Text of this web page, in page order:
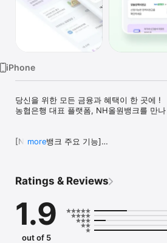
iPhone
당신을 위한 모든 금융과 혜택이 한 곳에 !
농협은행 대표 플랫폼, NH올원뱅크를 만
[NH올원뱅크 주요 기능]
의 방식으로 손쉽게 인증
■ 더 쉽고 안전한 이체서비스
• NH올원뱅크 이용 고객 누구나 평생 이
• 내가 원하는 시간에 이체할 수 있는 예약
• 올원PASS 발급으로 안전하고 간편한 이체
more
Ratings & Reviews
1.9
out of 5